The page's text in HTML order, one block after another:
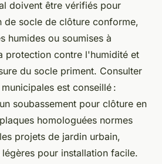
doivent être vérifiés pour
de socle de clôture conforme,
humides ou soumises à
protection contre l'humidité et
du socle priment. Consulter
est conseillé :
soubassement pour clôture en
homologuées normes
projets de jardin urbain,
pour installation facile.